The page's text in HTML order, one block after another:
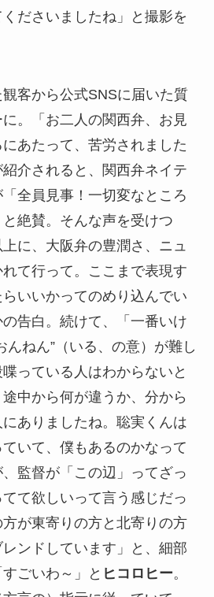
ださいましたね」と撮影を
客から公式SNSに届いた質
。「お二人の関西弁、お見
あたって、苦労されました
介されると、関西弁ネイテ
「全員見事！一切変なところ
絶賛。そんな声を受けつ
に、大阪弁の豊潤さ、ニュ
て行って。ここまで表現す
いいかってのめり込んでい
告白。続けて、「一番いけ
んねん”（いる、の意）が難し
っている人はわからないと
中から何が違うか、分から
ありましたね。聡実くんは
いて、僕もあるのかなって
監督が「この辺」ってざっ
て欲しいって言う感じだっ
が東寄りの方と北寄りの方
ンドしています」と、細部
ごいわ～」と ヒコロヒー。